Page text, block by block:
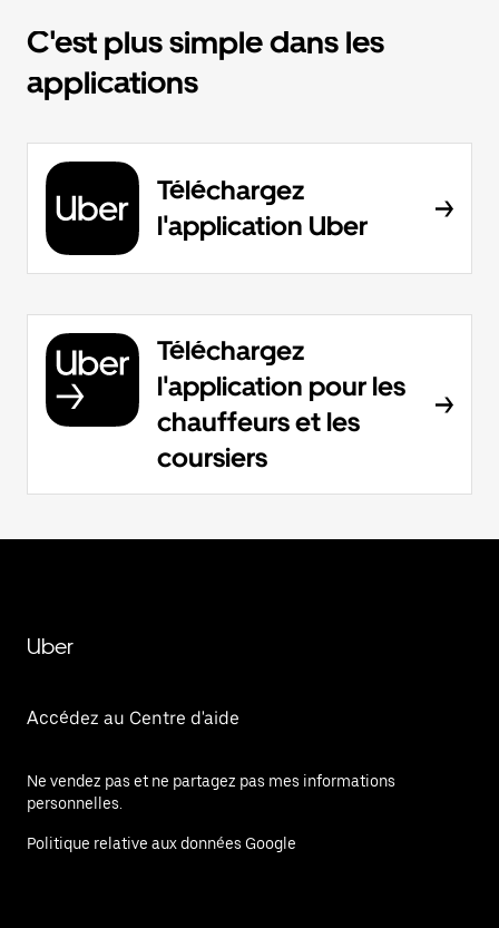
C'est plus simple dans les
applications
Téléchargez
l'application Uber
Téléchargez
l'application pour les
chauffeurs et les
coursiers
Uber
Accédez au Centre d'aide
Ne vendez pas et ne partagez pas mes informations
personnelles.
Politique relative aux données Google